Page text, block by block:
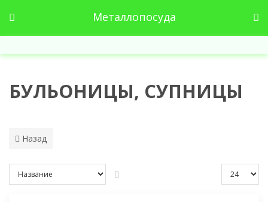
Металлопосуда
БУЛЬОНИЦЫ, СУПНИЦЫ
Назад